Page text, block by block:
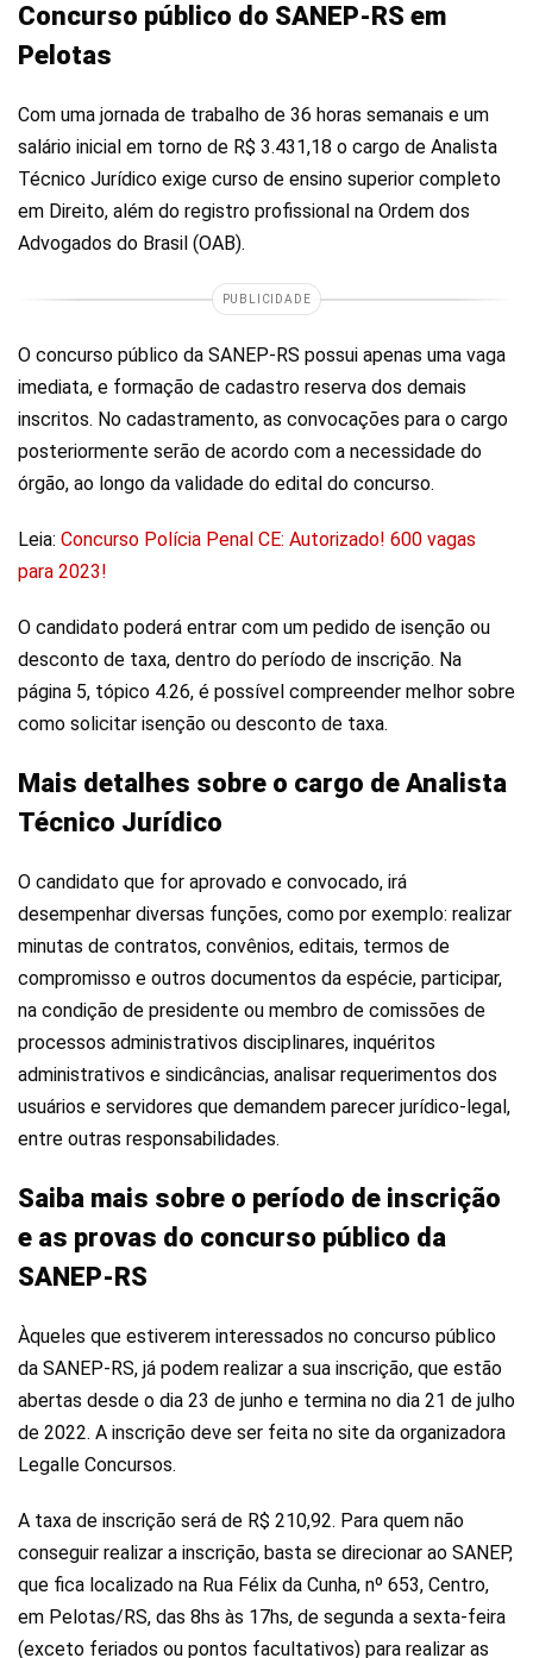
Concurso público do SANEP-RS em
Pelotas
Com uma jornada de trabalho de 36 horas semanais e um
salário inicial em torno de R$ 3.431,18 o cargo de Analista
Técnico Jurídico exige curso de ensino superior completo
em Direito, além do registro profissional na Ordem dos
Advogados do Brasil (OAB).
PUBLICIDADE
O concurso público da SANEP-RS possui apenas uma vaga
imediata, e formação de cadastro reserva dos demais
inscritos. No cadastramento, as convocações para o cargo
posteriormente serão de acordo com a necessidade do
órgão, ao longo da validade do edital do concurso.
Leia: Concurso Polícia Penal CE: Autorizado! 600 vagas
para 2023!
O candidato poderá entrar com um pedido de isenção ou
desconto de taxa, dentro do período de inscrição. Na
página 5, tópico 4.26, é possível compreender melhor sobre
como solicitar isenção ou desconto de taxa.
Mais detalhes sobre o cargo de Analista
Técnico Jurídico
O candidato que for aprovado e convocado, irá
desempenhar diversas funções, como por exemplo: realizar
minutas de contratos, convênios, editais, termos de
compromisso e outros documentos da espécie, participar,
na condição de presidente ou membro de comissões de
processos administrativos disciplinares, inquéritos
administrativos e sindicâncias, analisar requerimentos dos
usuários e servidores que demandem parecer jurídico-legal,
entre outras responsabilidades.
Saiba mais sobre o período de inscrição
e as provas do concurso público da
SANEP-RS
Àqueles que estiverem interessados no concurso público
da SANEP-RS, já podem realizar a sua inscrição, que estão
abertas desde o dia 23 de junho e termina no dia 21 de julho
de 2022. A inscrição deve ser feita no site da organizadora
Legalle Concursos.
A taxa de inscrição será de R$ 210,92. Para quem não
conseguir realizar a inscrição, basta se direcionar ao SANEP,
que fica localizado na Rua Félix da Cunha, nº 653, Centro,
em Pelotas/RS, das 8hs às 17hs, de segunda a sexta-feira
(exceto feriados ou pontos facultativos) para realizar as